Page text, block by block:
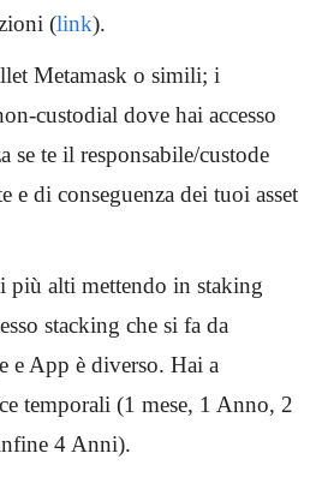
(link).
Metamask o simili; i
custodial dove hai accesso
se te il responsabile/custode
e di conseguenza dei tuoi asset
più alti mettendo in staking
stacking che si fa da
e App è diverso. Hai a
temporali (1 mese, 1 Anno, 2
4 Anni).